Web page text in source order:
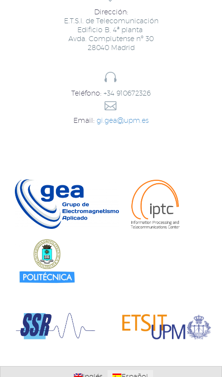
Dirección:
E.T.S.I. de Telecomunicación
Edificio B, 4ª planta ​
Avda. Complutense nº 30
28040 Madrid


Teléfono: +34 910672326​


Email: gi.gea@upm.es